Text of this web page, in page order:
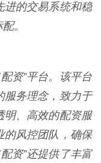
进的交易系统和稳
。
资”平台。该平台
服务理念，致力于
明、高效的配资服
的风控团队，确保
资”还提供了丰富